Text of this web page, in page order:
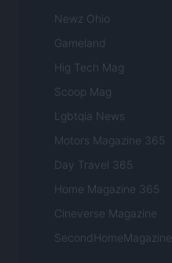
Newz Ohio
Gameland
Hig Tech Mag
Scoop Mag
Lgbtqia News
Motors Magazine 365
Day Travel 365
Home Magazine 365
Cineverse Magazine
SecondHomeMagazine